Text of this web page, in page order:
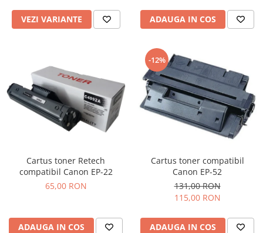
VEZI VARIANTE ADAUGA IN COS
Cartus toner Retech
compatibil Canon EP-22
65,00 RON
ADAUGA IN COS
-12%
Cartus toner compatibil
Canon EP-52
131,00 RON
115,00 RON
ADAUGA IN COS